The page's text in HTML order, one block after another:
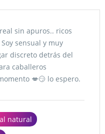
sin apuros.. ricos
sensual y muy
discreto detrás del
caballeros
💋😏 lo espero.
natural